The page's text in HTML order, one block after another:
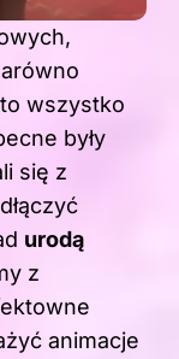
wszystko
były
się z
urodą
z
animacje